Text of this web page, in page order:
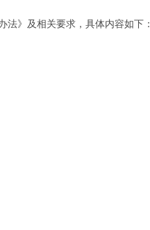
》及相关要求，具体内容如下：